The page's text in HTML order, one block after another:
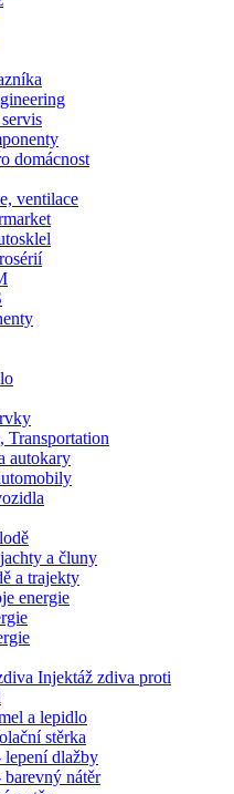
domácnost
ventilace
autokary
a čluny
a trajekty
energie
Injektáž zdiva proti
a lepidlo
stěrka
lepení dlažby
nátěr